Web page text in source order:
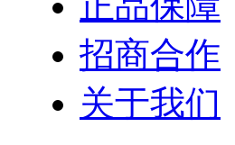
招商合作
关于我们